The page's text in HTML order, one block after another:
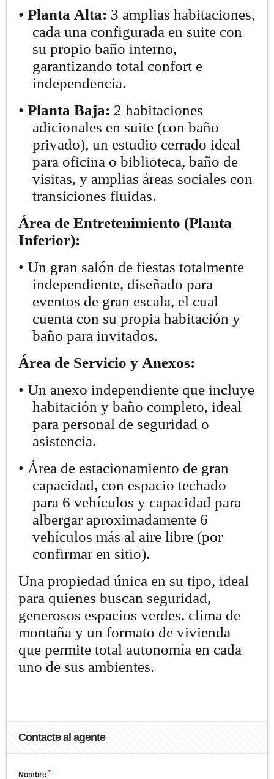
• Planta Alta: 3 amplias habitaciones,
cada una configurada en suite con
su propio baño interno,
garantizando total confort e
independencia.
• Planta Baja: 2 habitaciones
adicionales en suite (con baño
privado), un estudio cerrado ideal
para oficina o biblioteca, baño de
visitas, y amplias áreas sociales con
transiciones fluidas.
Área de Entretenimiento (Planta
Inferior):
• Un gran salón de fiestas totalmente
independiente, diseñado para
eventos de gran escala, el cual
cuenta con su propia habitación y
baño para invitados.
Área de Servicio y Anexos:
• Un anexo independiente que incluye
habitación y baño completo, ideal
para personal de seguridad o
asistencia.
• Área de estacionamiento de gran
capacidad, con espacio techado
para 6 vehículos y capacidad para
albergar aproximadamente 6
vehículos más al aire libre (por
confirmar en sitio).
Una propiedad única en su tipo, ideal
para quienes buscan seguridad,
generosos espacios verdes, clima de
montaña y un formato de vivienda
que permite total autonomía en cada
uno de sus ambientes.
Contacte al agente
Nombre *